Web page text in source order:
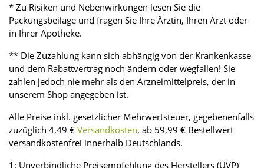
* Zu Risiken und Nebenwirkungen lesen Sie die
Packungsbeilage und fragen Sie Ihre Ärztin, Ihren Arzt oder
in Ihrer Apotheke.
** Die Zuzahlung kann sich abhängig von der Krankenkasse
und dem Rabattvertrag noch ändern oder wegfallen! Sie
zahlen jedoch nie mehr als den Arzneimittelpreis, der in
unserem Shop angegeben ist.
Alle Preise inkl. gesetzlicher Mehrwertsteuer, gegebenenfalls
zuzüglich 4,49 € Versandkosten, ab 59,99 € Bestellwert
versandkostenfrei innerhalb Deutschlands.
1: Unverbindliche Preisempfehlung des Herstellers (UVP)